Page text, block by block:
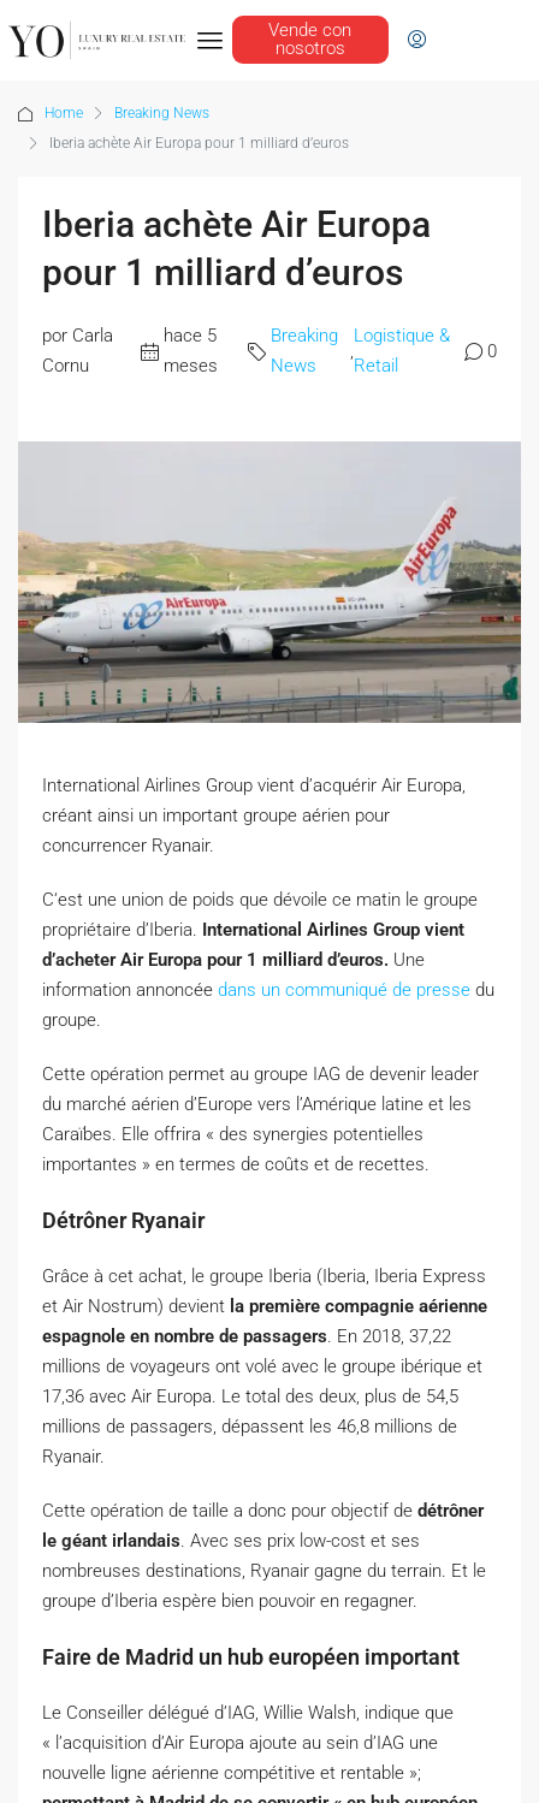
Vende con
nosotros
Home
Breaking News
Iberia achète Air Europa pour 1 milliard d’euros
Iberia achète Air Europa
pour 1 milliard d’euros
por Carla
Cornu
hace 5
meses
Breaking
News
Logistique &
Retail
0
International Airlines Group vient d’acquérir Air Europa,
créant ainsi un important groupe aérien pour
concurrencer Ryanair.
C‘est une union de poids que dévoile ce matin le groupe
propriétaire d’Iberia. International Airlines Group vient
d’acheter Air Europa pour 1 milliard d’euros. Une
information annoncée dans un communiqué de presse du
groupe.
Cette opération permet au groupe IAG de devenir leader
du marché aérien d’Europe vers l’Amérique latine et les
Caraïbes. Elle offrira « des synergies potentielles
importantes » en termes de coûts et de recettes.
Détrôner Ryanair
Grâce à cet achat, le groupe Iberia (Iberia, Iberia Express
et Air Nostrum) devient la première compagnie aérienne
espagnole en nombre de passagers. En 2018, 37,22
millions de voyageurs ont volé avec le groupe ibérique et
17,36 avec Air Europa. Le total des deux, plus de 54,5
millions de passagers, dépassent les 46,8 millions de
Ryanair.
Cette opération de taille a donc pour objectif de détrôner
le géant irlandais. Avec ses prix low-cost et ses
nombreuses destinations, Ryanair gagne du terrain. Et le
groupe d’Iberia espère bien pouvoir en regagner.
Faire de Madrid un hub européen important
Le Conseiller délégué d’IAG, Willie Walsh, indique que
« l’acquisition d’Air Europa ajoute au sein d’IAG une
nouvelle ligne aérienne compétitive et rentable »;